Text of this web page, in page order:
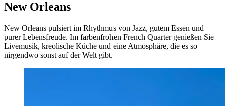
New Orleans
New Orleans pulsiert im Rhythmus von Jazz, gutem Essen und
purer Lebensfreude. Im farbenfrohen French Quarter genießen Sie
Livemusik, kreolische Küche und eine Atmosphäre, die es so
nirgendwo sonst auf der Welt gibt.